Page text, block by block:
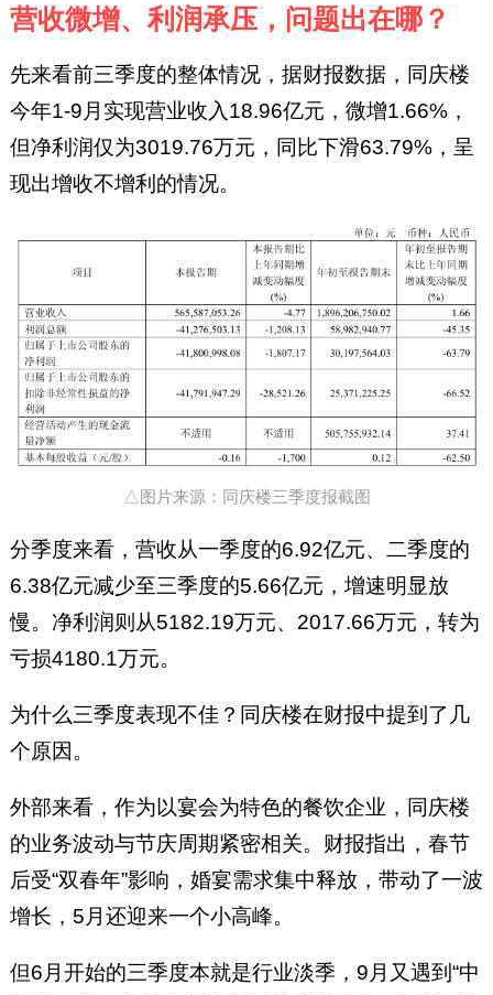
营收微增、利润承压，问题出在哪？
先来看前三季度的整体情况，据财报数据，同庆楼
今年1-9月实现营业收入18.96亿元，微增1.66%，
但净利润仅为3019.76万元，同比下滑63.79%，呈
现出增收不增利的情况。
△图片来源：同庆楼三季度报截图
分季度来看，营收从一季度的6.92亿元、二季度的
6.38亿元减少至三季度的5.66亿元，增速明显放
慢。净利润则从5182.19万元、2017.66万元，转为
亏损4180.1万元。
为什么三季度表现不佳？同庆楼在财报中提到了几
个原因。
外部来看，作为以宴会为特色的餐饮企业，同庆楼
的业务波动与节庆周期紧密相关。财报指出，春节
后受“双春年”影响，婚宴需求集中释放，带动了一波
增长，5月还迎来一个小高峰。
但6月开始的三季度本就是行业淡季，9月又遇到“中